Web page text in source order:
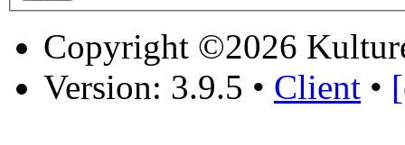
Copyright ©2026
Version: 3.9.5 • Client •